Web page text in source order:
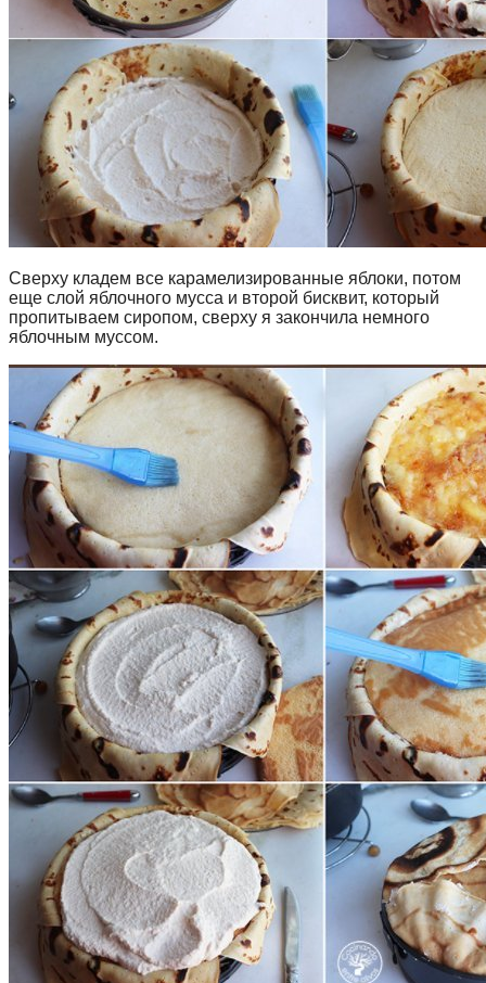
Сверху кладем все карамелизированные яблоки, потом
еще слой яблочного мусса и второй бисквит, который
пропитываем сиропом, сверху я закончила немного
яблочным муссом.